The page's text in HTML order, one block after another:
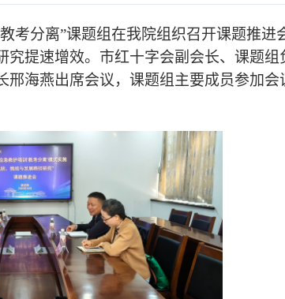
考分离”课题组在我院组织召开课题推进
提速增效。市红十字会副会长、课题组
海燕出席会议，课题组主要成员参加会